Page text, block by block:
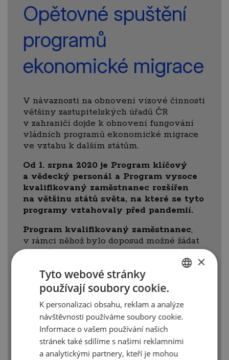
Opětovné spuštění
programů
ekonomické migrace
V návaznosti na obnovení vízové činnosti
většiny zastupitelských úřadů ČR
v zahraničí dojde k obnovení fungování
vládních programů ekonomické migrace
ve vztahu k dalším státům.
Od 1. srpna 2020 je Program klíčový
a vědecký personál a Program vysoce
kvalifikovaný zaměstnanec rozšířen
na většinu států světa, na které se tyto
programy vztahovaly před pandemií.
Program kvalifikovaný zaměstnanec,
v rámci něhož bylo doposud možné žádat
o zaměstnaneckou kartu pro pracovníky
Mongolska a Moldavska, jeod 1. srpna
2020 znovu spuštěn i pro pracovníky
z Běloruska a Filipín
Od 1. srpna 2020 jsou postupně vyřizovány
žádosti, které již byly podány a žádosti,
na jejichž základě již došlo k zařazení
žadatele do programu.
ENGLISH
×
Tyto webové stránky
používají soubory cookie.
K personalizaci obsahu, reklam a analýze
návštěvnosti používáme soubory cookie.
Informace o vašem používání našich
stránek také sdílíme s našimi reklamními
a analytickými partnery, kteří je mohou